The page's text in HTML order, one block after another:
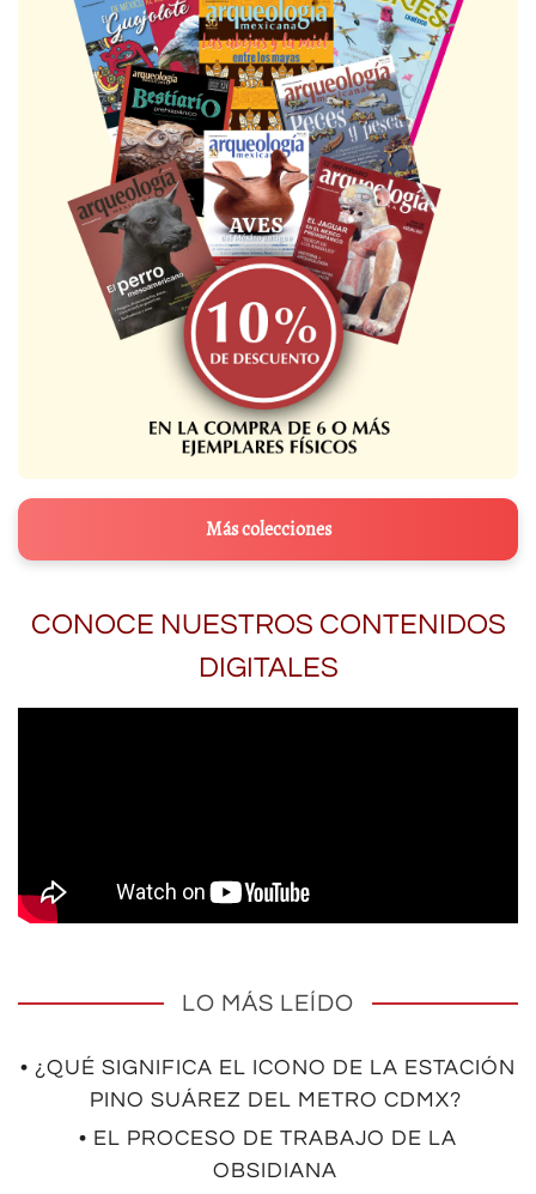
Más colecciones
CONOCE NUESTROS CONTENIDOS
DIGITALES
LO MÁS LEÍDO
• ¿QUÉ SIGNIFICA EL ICONO DE LA ESTACIÓN
PINO SUÁREZ DEL METRO CDMX?
• EL PROCESO DE TRABAJO DE LA
OBSIDIANA